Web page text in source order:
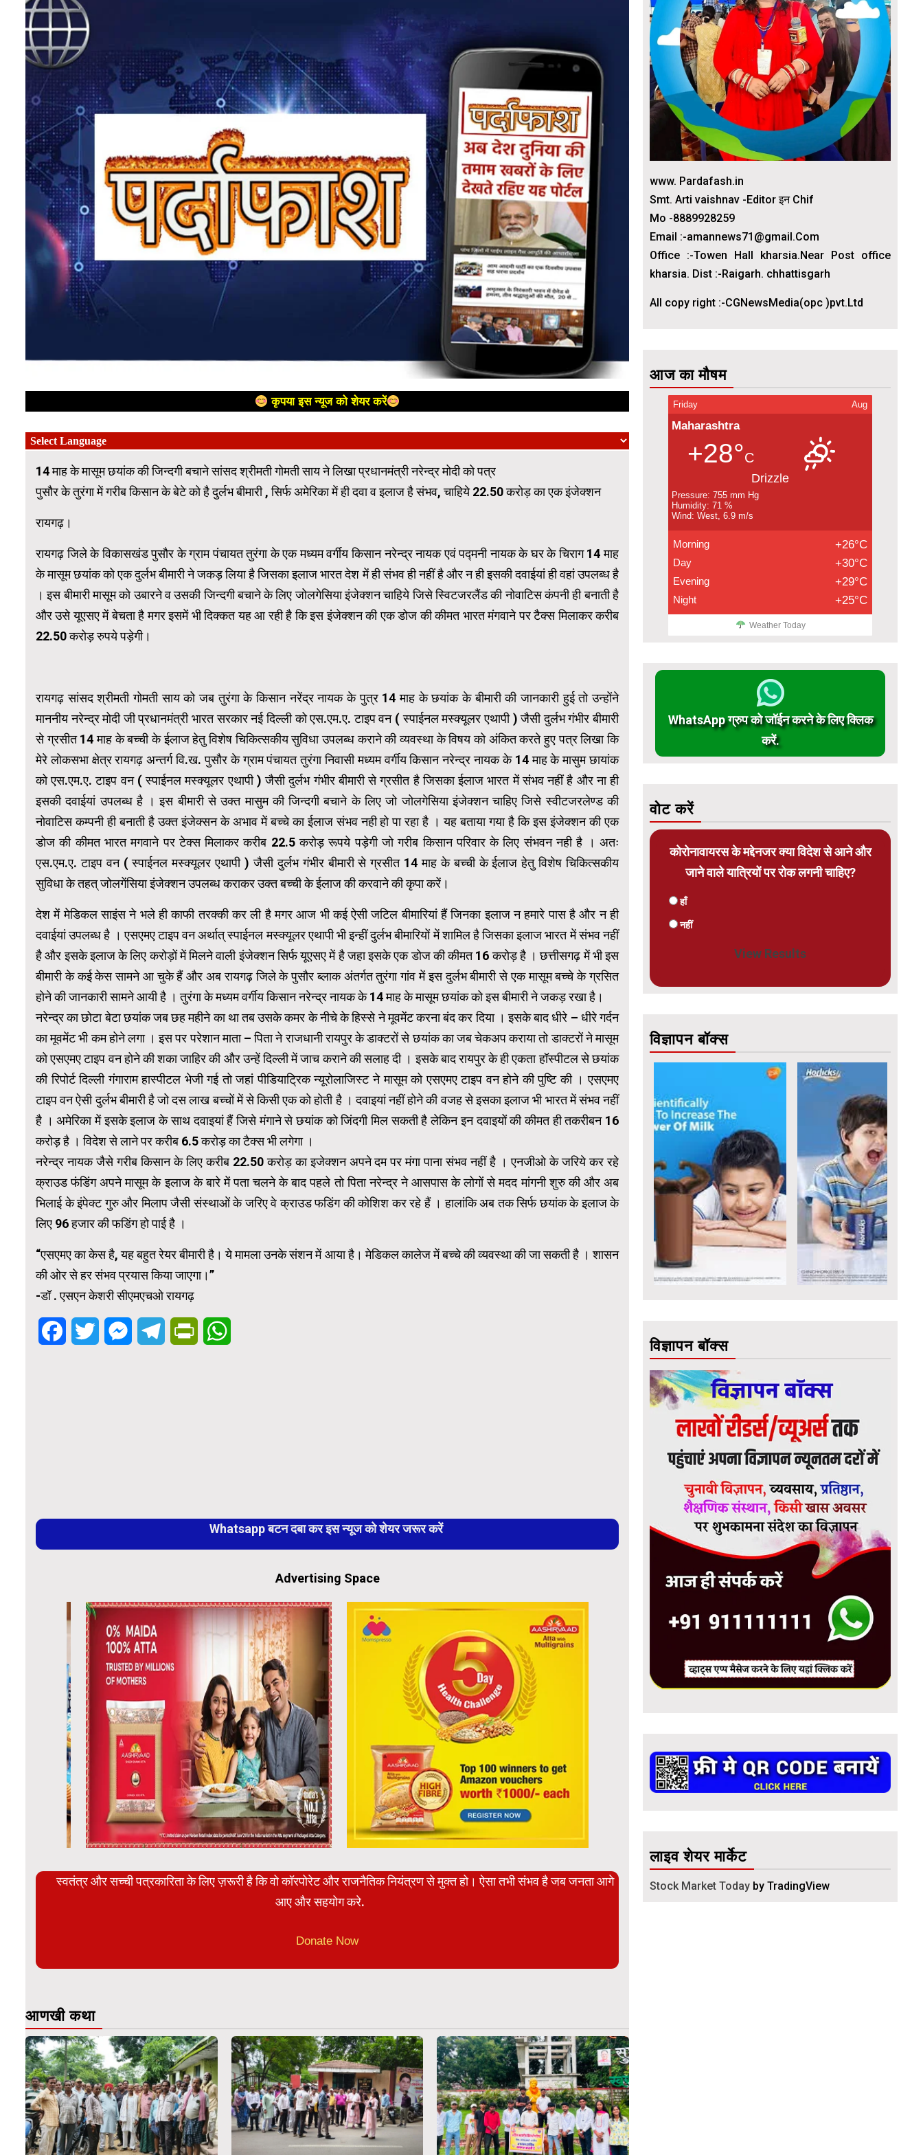
कृपया इस न्यूज को शेयर करें
14 माह के मासूम छयांक की जिन्दगी बचाने सांसद श्रीमती गोमती साय ने लिखा प्रधानमंत्री नरेन्द्र मोदी को पत्र
पुसौर के तुरंगा में गरीब किसान के बेटे को है दुर्लभ बीमारी , सिर्फ अमेरिका में ही दवा व इलाज है संभव, चाहिये 22.50 करोड़ का एक इंजेक्शन
रायगढ़।
रायगढ़ जिले के विकासखंड पुसौर के ग्राम पंचायत तुरंगा के एक मध्यम वर्गीय किसान नरेन्द्र नायक एवं पद्मनी नायक के घर के चिराग 14 माह
के मासूम छयांक को एक दुर्लभ बीमारी ने जकड़ लिया है जिसका इलाज भारत देश में ही संभव ही नहीं है और न ही इसकी दवाईयां ही वहां उपलब्ध है
। इस बीमारी मासूम को उबारने व उसकी जिन्दगी बचाने के लिए जोलगेसिया इंजेक्शन चाहिये जिसे स्विटजरलैंड की नोवाटिस कंपनी ही बनाती है
और उसे यूएसए में बेचता है मगर इसमें भी दिक्कत यह आ रही है कि इस इंजेक्शन की एक डोज की कीमत भारत मंगवाने पर टैक्स मिलाकर करीब
22.50 करोड़ रुपये पड़ेगी।
रायगढ़ सांसद श्रीमती गोमती साय को जब तुरंगा के किसान नरेंद्र नायक के पुत्र 14 माह के छयांक के बीमारी की जानकारी हुई तो उन्होंने
माननीय नरेन्द्र मोदी जी प्रधानमंत्री भारत सरकार नई दिल्ली को एस.एम.ए. टाइप वन ( स्पाईनल मस्क्यूलर एथापी ) जैसी दुर्लभ गंभीर बीमारी
से ग्रसीत 14 माह के बच्ची के ईलाज हेतु विशेष चिकित्सकीय सुविधा उपलब्ध कराने की व्यवस्था के विषय को अंकित करते हुए पत्र लिखा कि
मेरे लोकसभा क्षेत्र रायगढ़ अन्तर्ग वि.ख. पुसौर के ग्राम पंचायत तुरंगा निवासी मध्यम वर्गीय किसान नरेन्द्र नायक के 14 माह के मासुम छायांक
को एस.एम.ए. टाइप वन ( स्पाईनल मस्क्यूलर एथापी ) जैसी दुर्लभ गंभीर बीमारी से ग्रसीत है जिसका ईलाज भारत में संभव नहीं है और ना ही
इसकी दवाईयां उपलब्ध है । इस बीमारी से उक्त मासुम की जिन्दगी बचाने के लिए जो जोलगेसिया इंजेक्शन चाहिए जिसे स्वीटजरलेण्ड की
नोवाटिस कम्पनी ही बनाती है उक्त इंजेक्सन के अभाव में बच्चे का ईलाज संभव नही हो पा रहा है । यह बताया गया है कि इस इंजेक्शन की एक
डोज की कीमत भारत मगवाने पर टेक्स मिलाकर करीब 22.5 करोड़ रूपये पड़ेगी जो गरीब किसान परिवार के लिए संभवन नही है । अतः
एस.एम.ए. टाइप वन ( स्पाईनल मस्क्यूलर एथापी ) जैसी दुर्लभ गंभीर बीमारी से ग्रसीत 14 माह के बच्ची के ईलाज हेतु विशेष चिकित्सकीय
सुविधा के तहत् जोलगेंसिया इंजेक्शन उपलब्ध कराकर उक्त बच्ची के ईलाज की करवाने की कृपा करें।
देश में मेडिकल साइंस ने भले ही काफी तरक्की कर ली है मगर आज भी कई ऐसी जटिल बीमारियां हैं जिनका इलाज न हमारे पास है और न ही
दवाईयां उपलब्ध है । एसएमए टाइप वन अर्थात् स्पाईनल मस्क्यूलर एथापी भी इन्हीं दुर्लभ बीमारियों में शामिल है जिसका इलाज भारत में संभव नहीं
है और इसके इलाज के लिए करोड़ों में मिलने वाली इंजेक्शन सिर्फ यूएसए में है जहा इसके एक डोज की कीमत 16 करोड़ है । छत्तीसगढ़ में भी इस
बीमारी के कई केस सामने आ चुके हैं और अब रायगढ़ जिले के पुसौर ब्लाक अंतर्गत तुरंगा गांव में इस दुर्लभ बीमारी से एक मासूम बच्चे के ग्रसित
होने की जानकारी सामने आयी है । तुरंगा के मध्यम वर्गीय किसान नरेन्द्र नायक के 14 माह के मासूम छयांक को इस बीमारी ने जकड़ रखा है।
नरेन्द्र का छोटा बेटा छयांक जब छह महीने का था तब उसके कमर के नीचे के हिस्से ने मूवमेंट करना बंद कर दिया । इसके बाद धीरे – धीरे गर्दन
का मूवमेंट भी कम होने लगा । इस पर परेशान माता – पिता ने राजधानी रायपुर के डाक्टरों से छयांक का जब चेकअप कराया तो डाक्टरों ने मासूम
को एसएमए टाइप वन होने की शका जाहिर की और उन्हें दिल्ली में जाच कराने की सलाह दी । इसके बाद रायपुर के ही एकता हॉस्पीटल से छयांक
की रिपोर्ट दिल्ली गंगाराम हास्पीटल भेजी गई तो जहां पीडियाट्रिक न्यूरोलाजिस्ट ने मासूम को एसएमए टाइप वन होने की पुष्टि की । एसएमए
टाइप वन ऐसी दुर्लभ बीमारी है जो दस लाख बच्चों में से किसी एक को होती है । दवाइयां नहीं होने की वजह से इसका इलाज भी भारत में संभव नहीं
है । अमेरिका में इसके इलाज के साथ दवाइयां हैं जिसे मंगाने से छयांक को जिंदगी मिल सकती है लेकिन इन दवाइयों की कीमत ही तकरीबन 16
करोड़ है । विदेश से लाने पर करीब 6.5 करोड़ का टैक्स भी लगेगा ।
नरेन्द्र नायक जैसे गरीब किसान के लिए करीब 22.50 करोड़ का इजेक्शन अपने दम पर मंगा पाना संभव नहीं है । एनजीओ के जरिये कर रहे
क्राउड फंडिंग अपने मासूम के इलाज के बारे में पता चलने के बाद पहले तो पिता नरेन्द्र ने आसपास के लोगों से मदद मांगनी शुरु की और अब
भिलाई के इंपेक्ट गुरु और मिलाप जैसी संस्थाओं के जरिए वे क्राउड फडिंग की कोशिश कर रहे हैं । हालांकि अब तक सिर्फ छयांक के इलाज के
लिए 96 हजार की फडिंग हो पाई है ।
“एसएमए का केस है, यह बहुत रेयर बीमारी है। ये मामला उनके संशन में आया है। मेडिकल कालेज में बच्चे की व्यवस्था की जा सकती है । शासन
की ओर से हर संभव प्रयास किया जाएगा।”
-डॉ . एसएन केशरी सीएमएचओ रायगढ़
FacebookTwitter MessengerTelegramPrintFriendly
Whatsapp बटन दबा कर इस न्यूज को शेयर जरूर करें
Advertising Space
स्वतंत्र और सच्ची पत्रकारिता के लिए ज़रूरी है कि वो कॉरपोरेट और राजनैतिक नियंत्रण से मुक्त हो। ऐसा तभी संभव है जब जनता आगे
आए और सहयोग करे.
Donate Now
आणखी कथा
www. Pardafash.in
Smt. Arti vaishnav -Editor इन Chif
Mo -8889928259
Email :-amannews71@gmail.Com
Office :-Towen Hall kharsia.Near Post office
kharsia. Dist :-Raigarh. chhattisgarh
All copy right :-CGNewsMedia(opc )pvt.Ltd
आज का मौषम
Friday Aug
Maharashtra
+28°C
Drizzle
Pressure: 755 mm Hg
Humidity: 71 %
Wind: West, 6.9 m/s
Morning +26°C
Day +30°C
Evening +29°C
Night +25°C
Weather Today
WhatsApp ग्रुप को जॉईन करने के लिए क्लिक
करें.
वोट करें
कोरोनावायरस के मद्देनजर क्या विदेश से आने और
जाने वाले यात्रियों पर रोक लगनी चाहिए?
हाँ
नहीं
View Results
विज्ञापन बॉक्स
विज्ञापन बॉक्स
लाइव शेयर मार्केट
Stock Market Today by TradingView